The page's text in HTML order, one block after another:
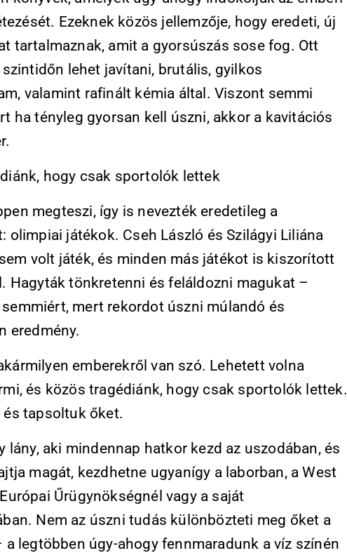
Ezeknek közös jellemzője, hogy eredeti, új
tartalmaznak, amit a gyorsúszás sose fog. Ott
szintidőn lehet javítani, brutális, gyilkos
valamint rafinált kémia által. Viszont semmi
ha tényleg gyorsan kell úszni, akkor a kavitációs
hogy csak sportolók lettek
megteszi, így is nevezték eredetileg a
olimpiai játékok. Cseh László és Szilágyi Liliána
volt játék, és minden más játékot is kiszorított
Hagyták tönkretenni és feláldozni magukat –
semmiért, mert rekordot úszni múlandó és
eredmény.
emberekről van szó. Lehetett volna
és közös tragédiánk, hogy csak sportolók lettek.
és tapsoltuk őket.
lány, aki mindennap hatkor kezd az uszodában, és
magát, kezdhetne ugyanígy a laborban, a West
Űrügynökségnél vagy a saját
Nem az úszni tudás különbözteti meg őket a
legtöbben úgy-ahogy fennmaradunk a víz színén